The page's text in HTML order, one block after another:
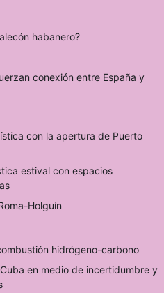
habanero?
conexión entre España y
con la apertura de Puerto
estival con espacios
Holguín
hidrógeno-carbono
en medio de incertidumbre y